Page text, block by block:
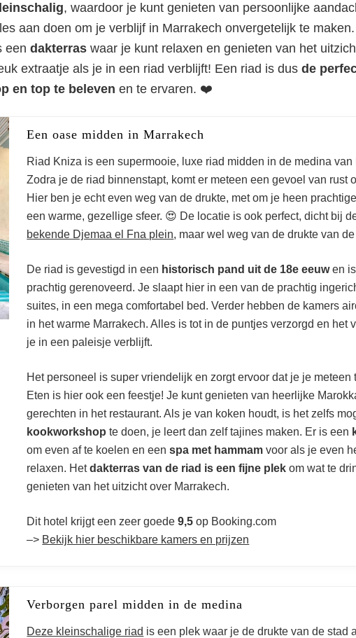
mooiste riads in
, waardoor je kunt genieten van persoonlijke
aan doen om je verblijf in Marrakech onvergetelijk te maken.
een dakterras waar je kunt relaxen en genieten van het
extraatje als je in een riad verblijft! Een riad is dus de
en top te beleven en te ervaren. ❤️
Een oase midden in Marrakech
Riad Kniza is een supermooie, luxe riad midden in de medina van
Zodra je de riad binnenstapt, komt er meteen een gevoel van rust
Hier ben je echt even weg van de drukte, met om je heen
een warme, gezellige sfeer. 😍 De locatie is ook perfect, dicht bij
bekende Djemaa el Fna plein, maar wel weg van de drukte van de
De riad is gevestigd in een historisch pand uit de 18e eeuwen
prachtig gerenoveerd. Je slaapt hier in een van de prachtig
suites, in een mega comfortabel bed. Verder hebben de kamers
in het warme Marrakech. Alles is tot in de puntjes verzorgd en het
je in een paleisje verblijft.
Het personeel is super vriendelijk en zorgt ervoor dat je je meteen
Eten is hier ook een feestje! Je kunt genieten van heerlijke
gerechten in het restaurant. Als je van koken houdt, is het zelfs
kookworkshop te doen, je leert dan zelf tajines maken. Er is een
om even af te koelen en eenspa met hammamvoor als je even
relaxen. Hetdakterras van de riad is een fijne plek om wat te
genieten van het uitzicht over Marrakech.
Dit hotel krijgt een zeer goede9,5op Booking.com
–> Bekijk hier beschikbare kamers en prijzen
Verborgen parel midden in de medina
Deze kleinschalige riad is een plek waar je de drukte van de stad